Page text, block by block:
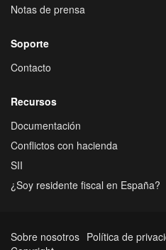
Notas de prensa
Soporte
Contacto
Recursos
Documentación
Conflictos con hacienda
SII
¿Soy residente fiscal en España?
Sobre nosotros Política de